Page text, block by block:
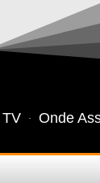
Onde